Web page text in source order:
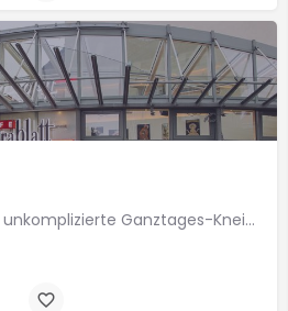
Cafe Extrablatt ist eine unkomplizierte Ganztages-Kneipen-Gastronomie mit Niveau. Gestützt auf eine…